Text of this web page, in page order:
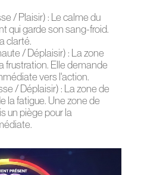
/ Plaisir) : Le calme du
qui garde son sang-froid.
clarté.
/ Déplaisir) : La zone
frustration. Elle demande
vers l'action.
/ Déplaisir) : La zone de
la fatigue. Une zone de
un piège pour la